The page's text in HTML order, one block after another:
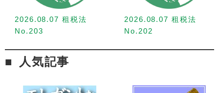
2026.08.07 租税法
No.203
2026.08.07 租税法
No.202
人気記事